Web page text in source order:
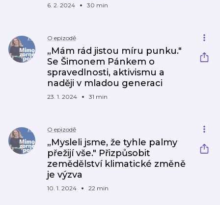
6. 2. 2024 30 min
O epizodě
„Mám rád jistou míru punku."
Se Šimonem Pánkem o
spravedlnosti, aktivismu a
naději v mladou generaci
23. 1. 2024 31 min
O epizodě
„Mysleli jsme, že tyhle palmy
přežijí vše." Přizpůsobit
zemědělství klimatické změně
je výzva
10. 1. 2024 22 min